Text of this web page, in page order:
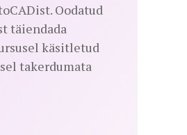
Oodatud
täiendada
käsitletud
takerdumata